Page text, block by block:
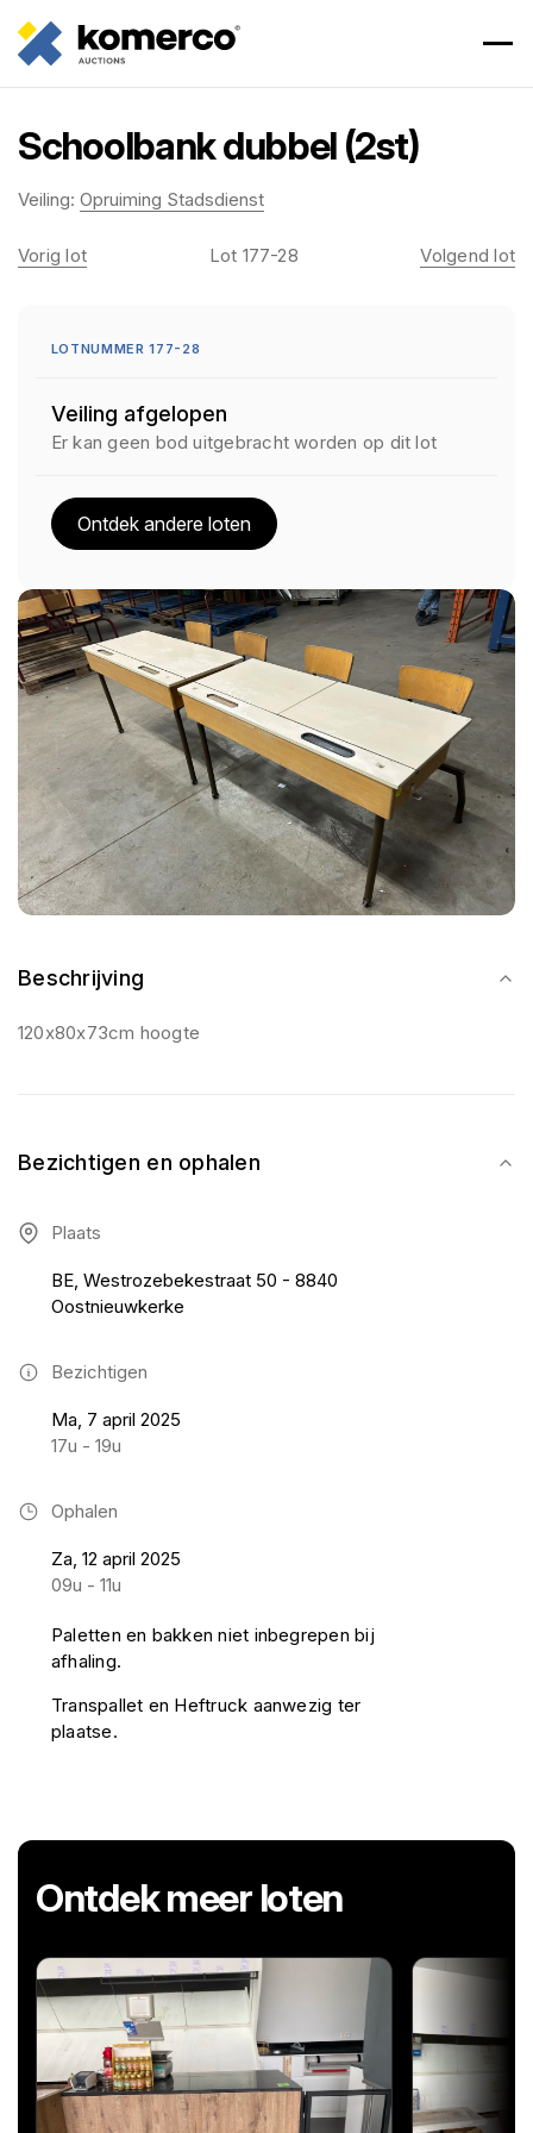
Schoolbank dubbel (2st)
Veiling: Opruiming Stadsdienst
Beschrijving
120x80x73cm hoogte
Bezichtigen en ophalen
Plaats
BE, Westrozebekestraat 50 - 8840
Oostnieuwkerke
Bezichtigen
Ma, 7 april 2025
17u - 19u
Ophalen
Za, 12 april 2025
09u - 11u
Paletten en bakken niet inbegrepen bij
afhaling.
Transpallet en Heftruck aanwezig ter
plaatse.
Vorig lot Lot 177-28 Volgend lot
LOTNUMMER 177-28
Veiling afgelopen
Er kan geen bod uitgebracht worden op dit lot
Ontdek andere loten
Ontdek meer loten